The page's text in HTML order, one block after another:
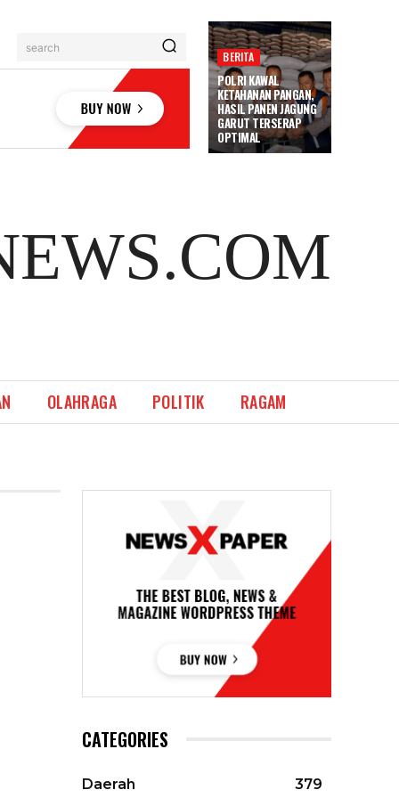
search
BERITA
POLRI KAWAL
KETAHANAN PANGAN,
HASIL PANEN JAGUNG
GARUT TERSERAP
OPTIMAL
OLAHRAGA POLITIK RAGAM
CATEGORIES
Daerah 379